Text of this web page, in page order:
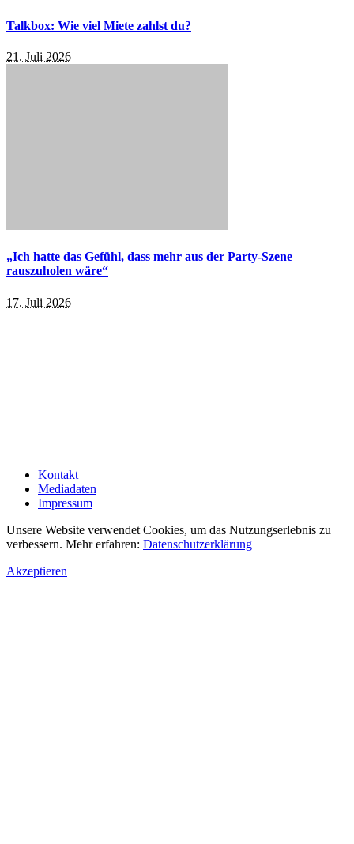
Talkbox: Wie viel Miete zahlst du?
21. Juli 2026
„Ich hatte das Gefühl, dass mehr aus der Party-Szene
rauszuholen wäre“
17. Juli 2026
Kontakt
Mediadaten
Impressum
Unsere Website verwendet Cookies, um das Nutzungserlebnis zu
verbessern. Mehr erfahren: Datenschutzerklärung
Akzeptieren